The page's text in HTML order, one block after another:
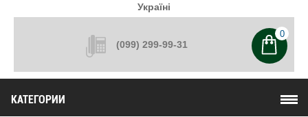
Україні
(099) 299-99-31
0
КАТЕГОРИИ